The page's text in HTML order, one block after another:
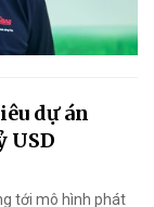
dự án
USD
tới mô hình phát